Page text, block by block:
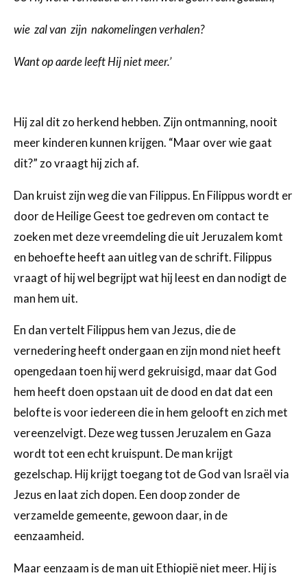
wie zal van zijn nakomelingen verhalen?
Want op aarde leeft Hij niet meer.’
Hij zal dit zo herkend hebben. Zijn ontmanning, nooit
meer kinderen kunnen krijgen. “Maar over wie gaat
dit?” zo vraagt hij zich af.
Dan kruist zijn weg die van Filippus. En Filippus wordt er
door de Heilige Geest toe gedreven om contact te
zoeken met deze vreemdeling die uit Jeruzalem komt
en behoefte heeft aan uitleg van de schrift. Filippus
vraagt of hij wel begrijpt wat hij leest en dan nodigt de
man hem uit.
En dan vertelt Filippus hem van Jezus, die de
vernedering heeft ondergaan en zijn mond niet heeft
opengedaan toen hij werd gekruisigd, maar dat God
hem heeft doen opstaan uit de dood en dat dat een
belofte is voor iedereen die in hem gelooft en zich met
vereenzelvigt. Deze weg tussen Jeruzalem en Gaza
wordt tot een echt kruispunt. De man krijgt
gezelschap. Hij krijgt toegang tot de God van Israël via
Jezus en laat zich dopen. Een doop zonder de
verzamelde gemeente, gewoon daar, in de
eenzaamheid.
Maar eenzaam is de man uit Ethiopië niet meer. Hij is